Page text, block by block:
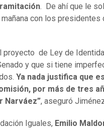
. De ahí que le
con los presidentes
proyecto de Ley de
y que si tiene
Ya nada justifica que
por más de tres
Narváez”, aseguró
Iguales, Emilio